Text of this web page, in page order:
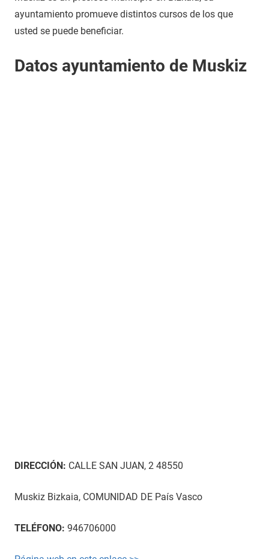
ayuntamiento promueve distintos cursos de los que
usted se puede beneficiar.
Datos ayuntamiento de Muskiz
DIRECCIÓN: CALLE SAN JUAN, 2 48550
Muskiz Bizkaia, COMUNIDAD DE País Vasco
TELÉFONO: 946706000